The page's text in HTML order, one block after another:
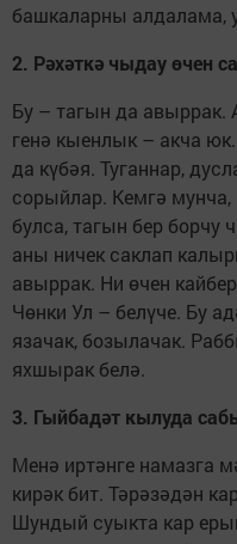
башкаларны алдалама,
2. Рәхәткә чыдау өчен
Бу – тагын да авыррак.
генә кыенлык – акча
да күбәя. Туганнар,
сорыйлар. Кемгә мунча,
булса, тагын бер борчу
аны ничек саклап
авыррак. Ни өчен
Чөнки Ул – белүче. Бу
язачак, бозылачак.
яхшырак белә.
3. Гыйбадәт кылуда
Менә иртәнге намазга
кирәк бит. Тәрәзәдән
Шундый суыкта кар